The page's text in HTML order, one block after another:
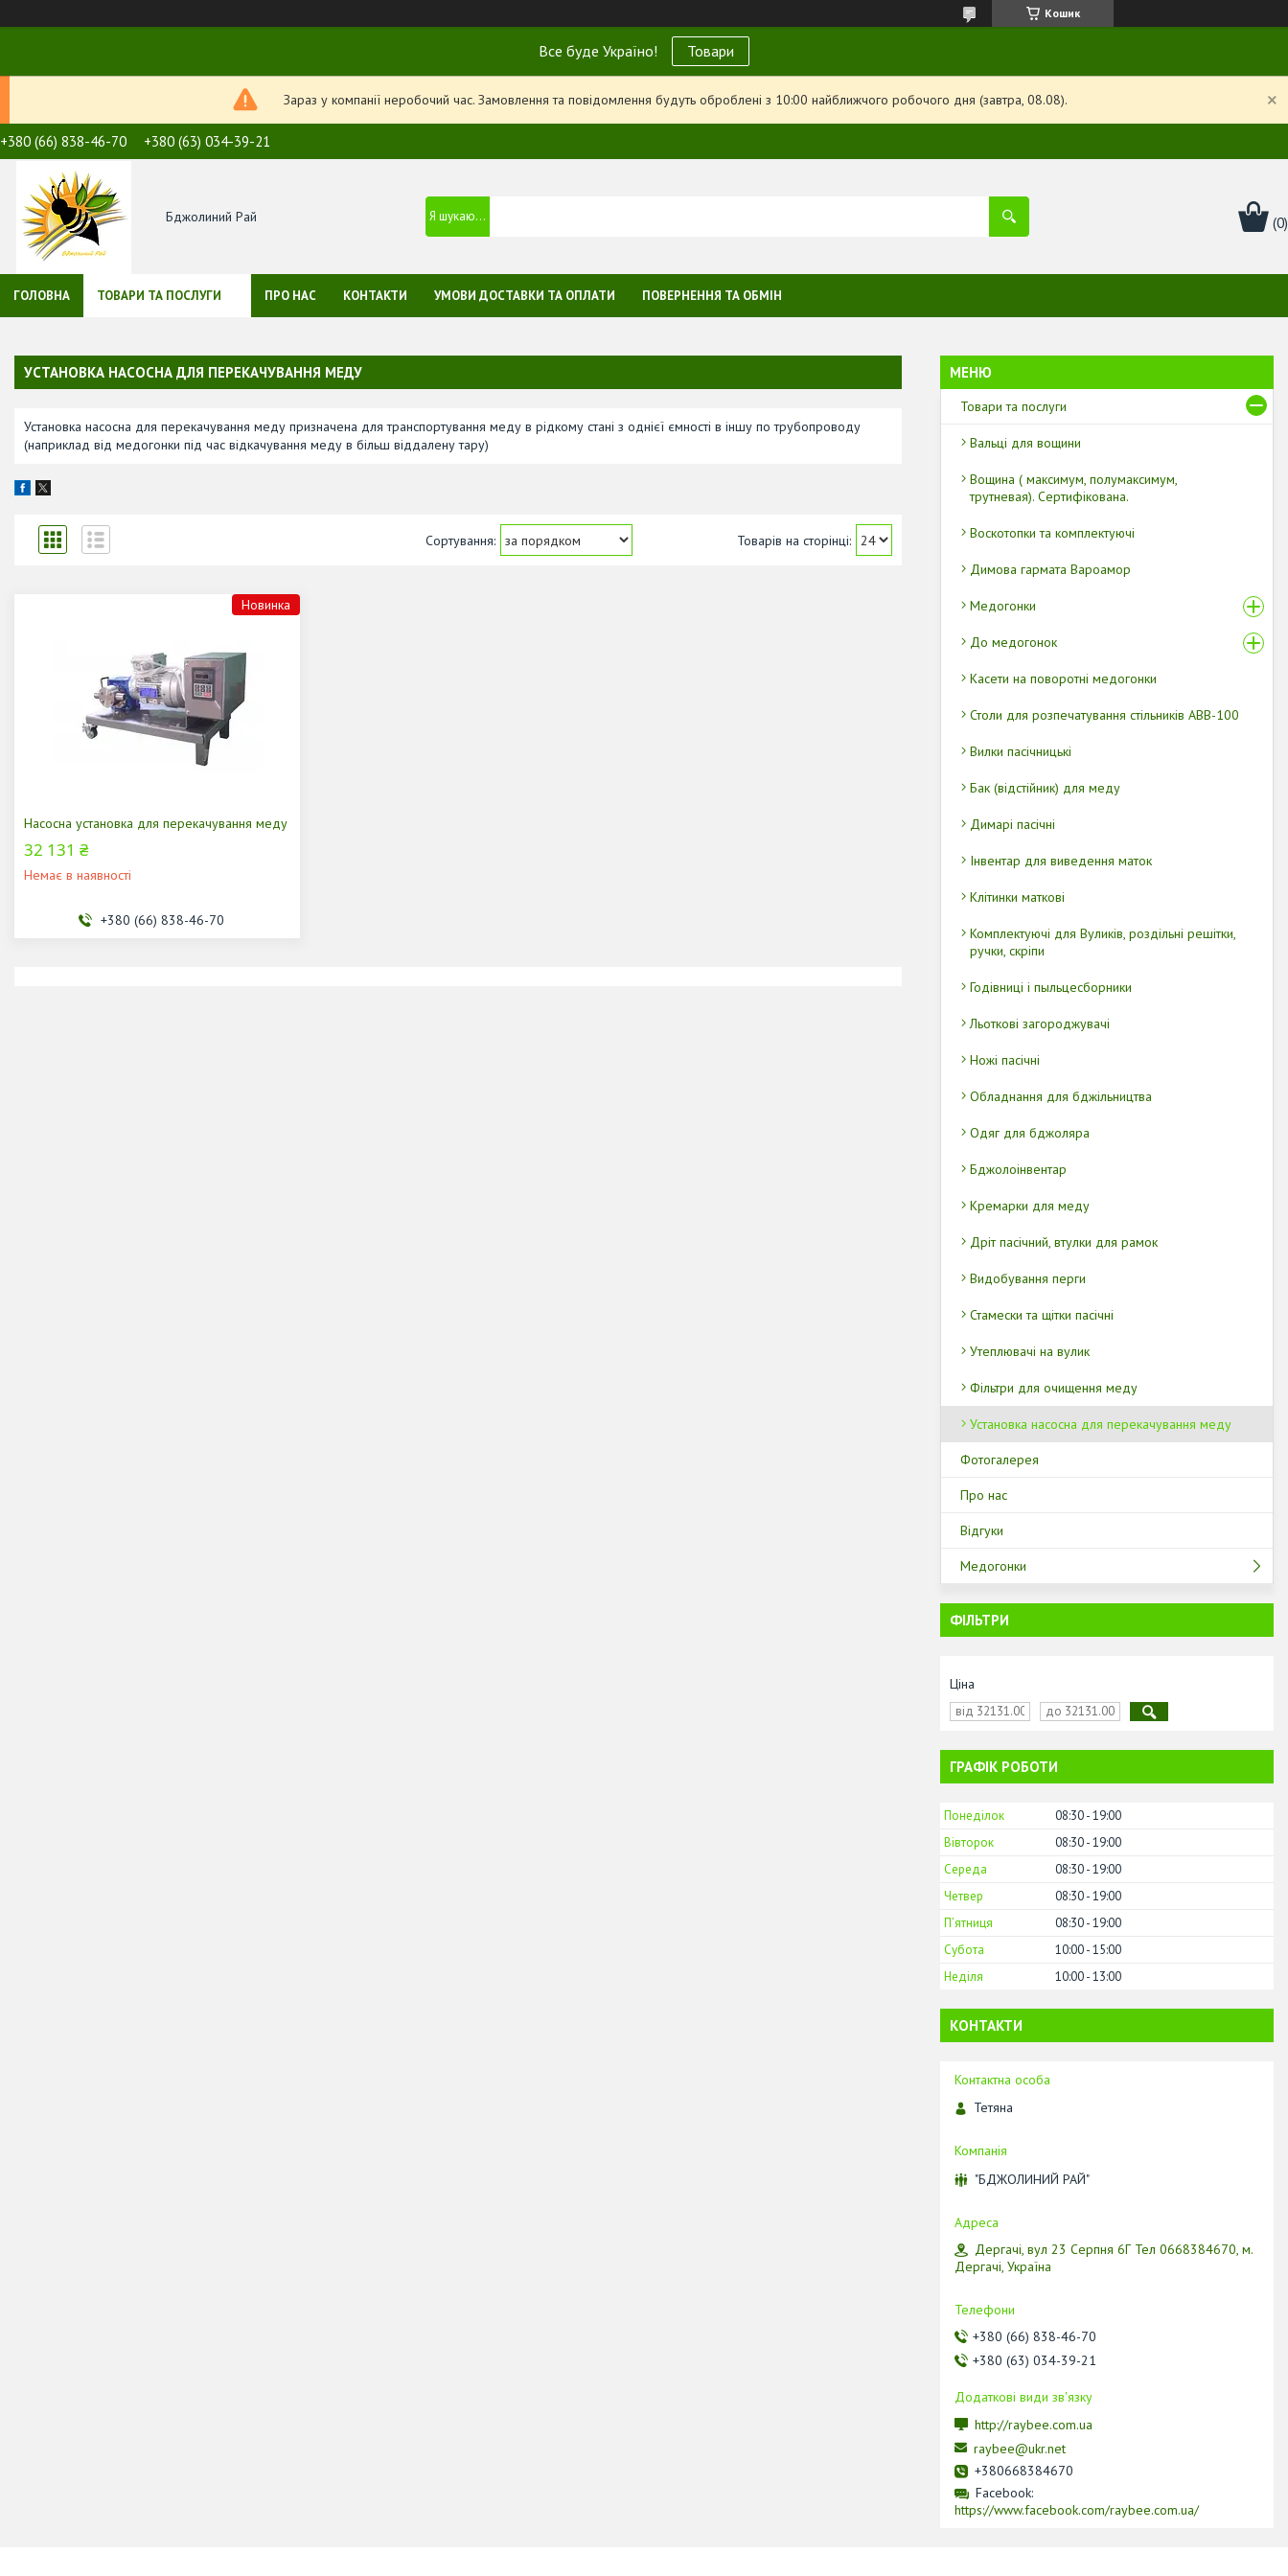
Кошик
Все буде Україно! Товари
Зараз у компанії неробочий час. Замовлення та повідомлення будуть оброблені з 10:00 найближчого робочого дня (завтра, 08.08).
+380 (66) 838-46-70 +380 (63) 034-39-21
Бджолиний Рай
ГОЛОВНА ТОВАРИ ТА ПОСЛУГИ ПРО НАС КОНТАКТИ УМОВИ ДОСТАВКИ ТА ОПЛАТИ ПОВЕРНЕННЯ ТА ОБМІН
УСТАНОВКА НАСОСНА ДЛЯ ПЕРЕКАЧУВАННЯ МЕДУ
Установка насосна для перекачування меду призначена для транспортування меду в рідкому стані з однієї ємності в іншу по трубопроводу
(наприклад від медогонки під час відкачування меду в більш віддалену тару)
Новинка
Насосна установка для перекачування меду
32 131 ₴
Немає в наявності
+380 (66) 838-46-70
Товари та послуги
Вальці для вощини
Вощина ( максимум, полумаксимум,
трутневая). Сертифікована.
Воскотопки та комплектуючі
Димова гармата Вароамор
Медогонки
До медогонок
Касети на поворотні медогонки
Столи для розпечатування стільників АВВ-100
Вилки пасічницькі
Бак (відстійник) для меду
Димарі пасічні
Інвентар для виведення маток
Клітинки маткові
Комплектуючі для Вуликів, роздільні решітки,
ручки, скріпи
Годівниці і пыльцесборники
Льоткові загороджувачі
Ножі пасічні
Обладнання для бджільництва
Одяг для бджоляра
Бджолоінвентар
Кремарки для меду
Дріт пасічний, втулки для рамок
Видобування перги
Стамески та щітки пасічні
Утеплювачі на вулик
Фільтри для очищення меду
Установка насосна для перекачування меду
Фотогалерея
Про нас
Відгуки
Медогонки
ФІЛЬТРИ
Ціна
ГРАФІК РОБОТИ
Понеділок 08:30 19:00
Вівторок
08:30 19:00
Середа
08:30 19:00
Четвер
08:30 19:00
Пʼятниця
08:30 19:00
Субота
10:00 15:00
Неділя
10:00 13:00
КОНТАКТИ
Тетяна
"БДЖОЛИНИЙ РАЙ"
Дергачі, вул 23 Серпня 6Г Тел 0668384670, м.
Дергачі, Україна
+380 (66) 838-46-70
+380 (63) 034-39-21
http://raybee.com.ua
raybee@ukr.net
+380668384670
Facebook
https://www.facebook.com/raybee.com.ua/